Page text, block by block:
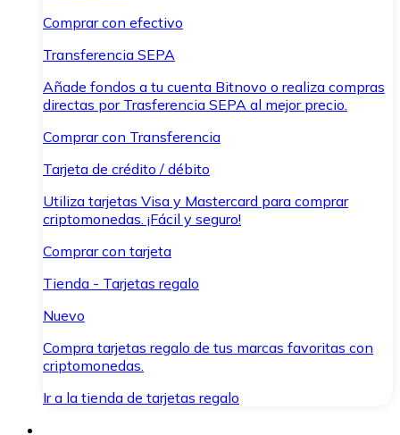
Comprar con efectivo
Transferencia SEPA
Añade fondos a tu cuenta Bitnovo o realiza compras
directas por Trasferencia SEPA al mejor precio.
Comprar con Transferencia
Tarjeta de crédito / débito
Utiliza tarjetas Visa y Mastercard para comprar
criptomonedas. ¡Fácil y seguro!
Comprar con tarjeta
Tienda - Tarjetas regalo
Nuevo
Compra tarjetas regalo de tus marcas favoritas con
criptomonedas.
Ir a la tienda de tarjetas regalo